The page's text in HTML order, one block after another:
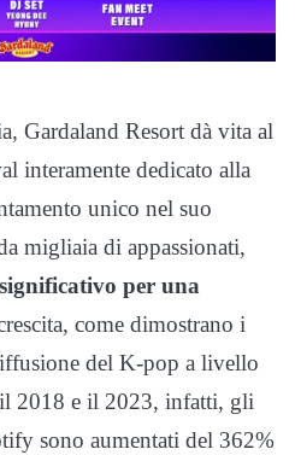
Gardaland Resort dà vita al
interamente dedicato alla
unico nel suo
migliaia di appassionati,
per una
come dimostrano i
del K-pop a livello
2018 e il 2023, infatti, gli
sono aumentati del 362%